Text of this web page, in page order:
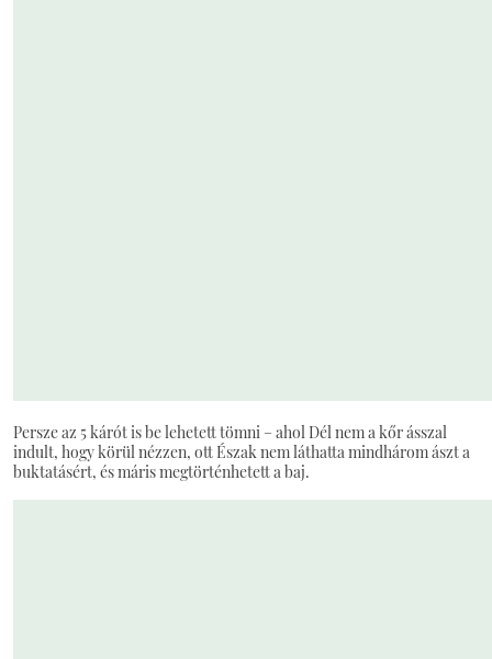
Persze az 5 kárót is be lehetett tömni – ahol Dél nem a kőr ásszal
indult, hogy körül nézzen, ott Észak nem láthatta mindhárom ászt a
buktatásért, és máris megtörténhetett a baj.